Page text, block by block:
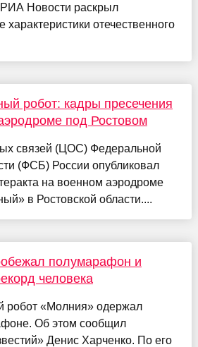
Новости раскрыл
отечественного
робот: кадры пресечения
под Ростовом
связей (ЦОС) Федеральной
(ФСБ) России опубликовал
на военном аэродроме
в Ростовской области....
полумарафон и
человека
робот «Молния» одержал
Об этом сообщил
Денис Харченко. По его